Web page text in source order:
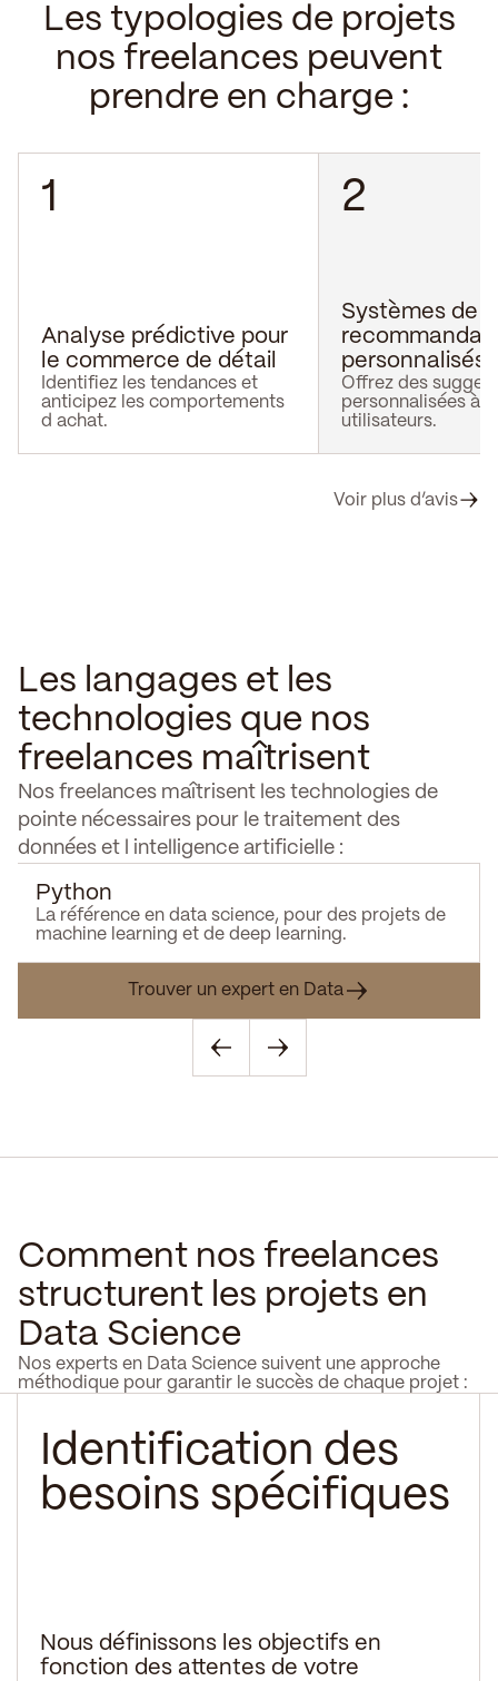
Les typologies de projets
nos freelances peuvent
prendre en charge :
1
Analyse prédictive pour
le commerce de détail
Identifiez les tendances et
anticipez les comportements
d achat.
2
Systèmes de
personnalisés
Offrez des
personnalisées à
utilisateurs.
Voir plus d’avis
Les langages et les
technologies que nos
freelances maîtrisent
Nos freelances maîtrisent les technologies de
pointe nécessaires pour le traitement des
données et l intelligence artificielle :
Python
La référence en data science, pour des projets de
machine learning et de deep learning.
Trouver un expert en Data
Comment nos freelances
structurent les projets en
Data Science
Nos experts en Data Science suivent une approche
méthodique pour garantir le succès de chaque projet :
Identification des
besoins spécifiques
Nous définissons les objectifs en
fonction des attentes de votre